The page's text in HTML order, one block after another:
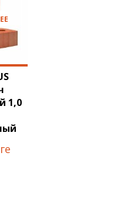
1,0